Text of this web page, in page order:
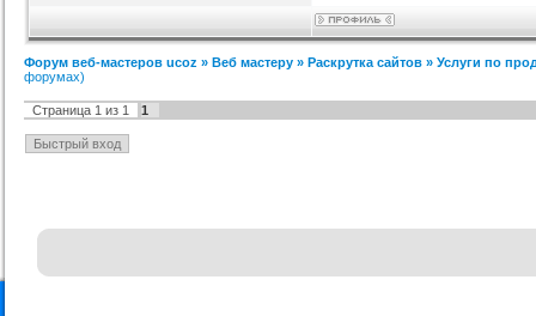
Форум веб-мастеров ucoz » Веб мастеру » Раскрутка сайтов » Услуги по
форумах)
Страница 1 из 1 1